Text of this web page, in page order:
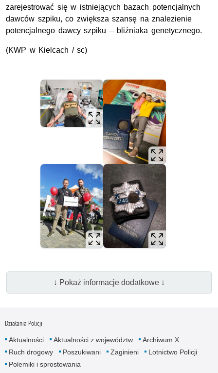
zarejestrować się w istniejących bazach potencjalnych
dawców szpiku, co zwiększa szansę na znalezienie
potencjalnego dawcy szpiku – bliźniaka genetycznego.
(KWP w Kielcach / sc)
↓ Pokaż informacje dodatkowe ↓
Działania Policji
Aktualności Aktualności z województw
Archiwum X
Ruch drogowy
Poszukiwani Zaginieni
Lotnictwo Policji
Polemiki i sprostowania